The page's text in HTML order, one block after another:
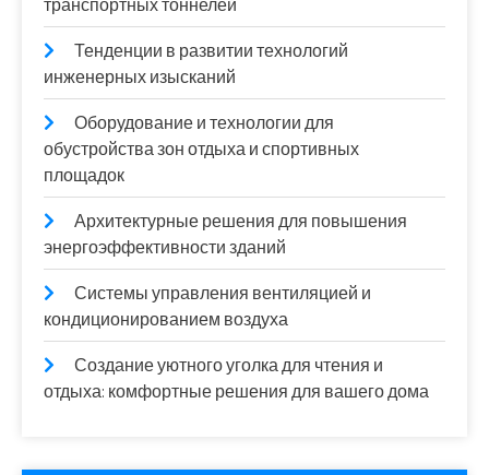
транспортных тоннелей
Тенденции в развитии технологий
инженерных изысканий
Оборудование и технологии для
обустройства зон отдыха и спортивных
площадок
Архитектурные решения для повышения
энергоэффективности зданий
Системы управления вентиляцией и
кондиционированием воздуха
Создание уютного уголка для чтения и
отдыха: комфортные решения для вашего дома